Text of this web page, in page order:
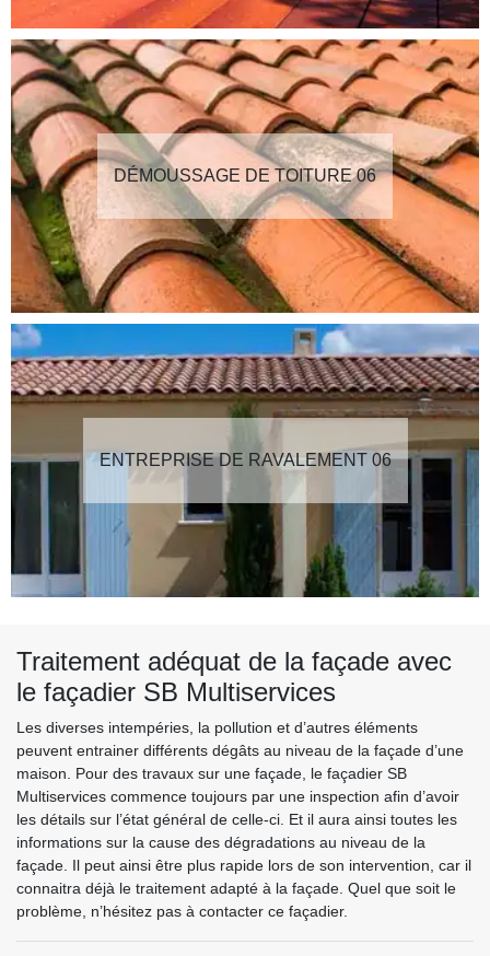
DÉMOUSSAGE DE TOITURE 06
ENTREPRISE DE RAVALEMENT 06
Traitement adéquat de la façade avec
le façadier SB Multiservices
Les diverses intempéries, la pollution et d’autres éléments
peuvent entrainer différents dégâts au niveau de la façade d’une
maison. Pour des travaux sur une façade, le façadier SB
Multiservices commence toujours par une inspection afin d’avoir
les détails sur l’état général de celle-ci. Et il aura ainsi toutes les
informations sur la cause des dégradations au niveau de la
façade. Il peut ainsi être plus rapide lors de son intervention, car il
connaitra déjà le traitement adapté à la façade. Quel que soit le
problème, n’hésitez pas à contacter ce façadier.